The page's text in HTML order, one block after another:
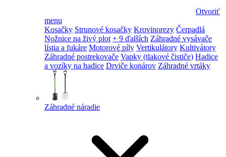
Otvoriť
menu
Kosačky Strunové kosačky Krovinorezy Čerpadlá
Nožnice na živý plot + 9 ďalších Záhradné vysávače
lístia a fukáre Motorové píly Vertikulátory Kultivátory
Záhradné postrekovače Vapky (tlakové čističe) Hadice
a vozíky na hadice Drviče konárov Záhradné vrtáky
Záhradné náradie